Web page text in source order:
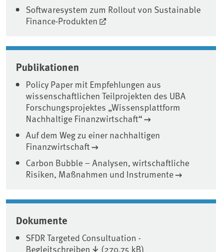
Softwaresystem zum Rollout von Sustainable
Finance-Produkten
Publikationen
Policy Paper mit Empfehlungen aus
wissenschaftlichen Teilprojekten des UBA
Forschungsprojektes „Wissensplattform
Nachhaltige Finanzwirtschaft“
Auf dem Weg zu einer nachhaltigen
Finanzwirtschaft
Carbon Bubble – Analysen, wirtschaftliche
Risiken, Maßnahmen und Instrumente
Dokumente
SFDR Targeted Consultuation -
Begleitschreiben
(270,75 kB)